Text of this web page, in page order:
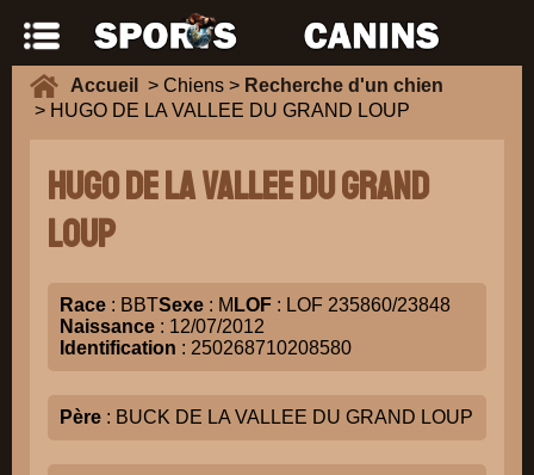
Accueil > Chiens > Recherche d'un chien
> HUGO DE LA VALLEE DU GRAND LOUP
HUGO DE LA VALLEE DU GRAND
LOUP
Race : BBTSexe : M LOF : LOF 235860/23848
Naissance : 12/07/2012
Identification : 250268710208580
Père : BUCK DE LA VALLEE DU GRAND LOUP